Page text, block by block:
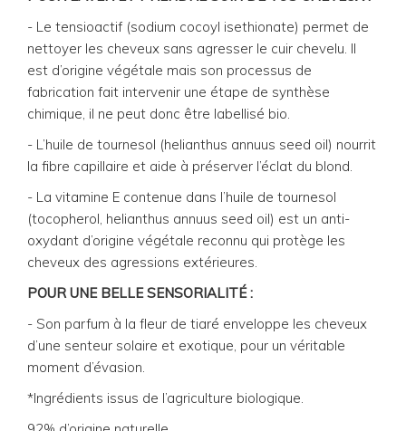
- Le tensioactif (sodium cocoyl isethionate) permet de
nettoyer les cheveux sans agresser le cuir chevelu. Il
est d’origine végétale mais son processus de
fabrication fait intervenir une étape de synthèse
chimique, il ne peut donc être labellisé bio.
- L’huile de tournesol (helianthus annuus seed oil) nourrit
la fibre capillaire et aide à préserver l’éclat du blond.
- La vitamine E contenue dans l’huile de tournesol
(tocopherol, helianthus annuus seed oil) est un anti-
oxydant d’origine végétale reconnu qui protège les
cheveux des agressions extérieures.
POUR UNE BELLE SENSORIALITÉ :
- Son parfum à la fleur de tiaré enveloppe les cheveux
d’une senteur solaire et exotique, pour un véritable
moment d’évasion.
*Ingrédients issus de l’agriculture biologique.